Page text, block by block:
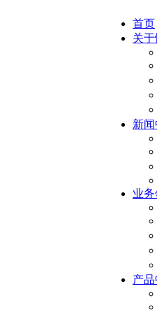
首页
关
新
业
产